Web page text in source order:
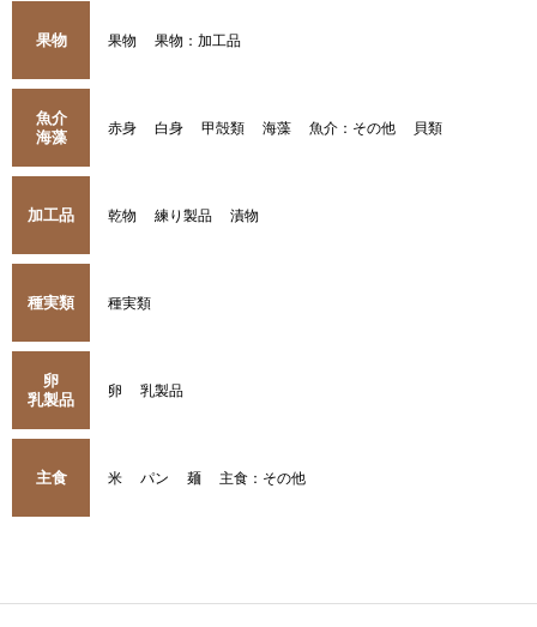
果物 果物 果物：加工品
魚介
海藻
赤身 白身 甲殻類 海藻 魚介：その他 貝類
加工品 乾物 練り製品 漬物
種実類 種実類
卵
乳製品
卵 乳製品
主食 米 パン 麺 主食：その他